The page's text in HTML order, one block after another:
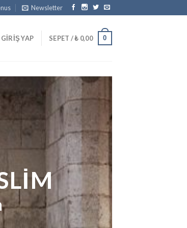
Newsletter
GIRIŞ YAP SEPET /₺ 0,00 0